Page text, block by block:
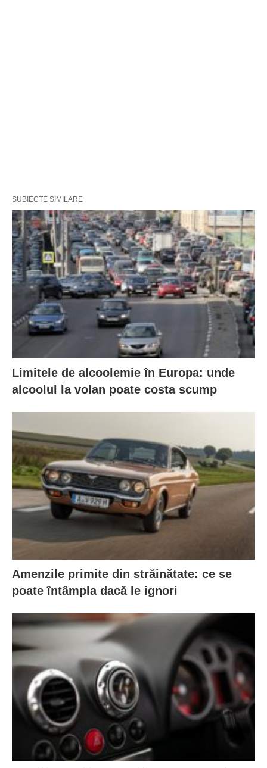
SUBIECTE SIMILARE
Limitele de alcoolemie în Europa: unde
alcoolul la volan poate costa scump
Amenzile primite din străinătate: ce se
poate întâmpla dacă le ignori